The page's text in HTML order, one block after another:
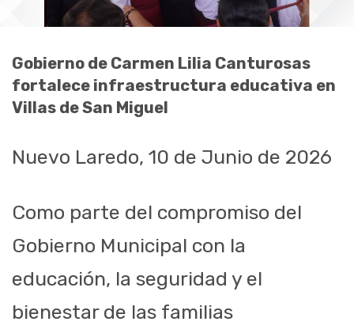
Gobierno de Carmen Lilia Canturosas
fortalece infraestructura educativa en
Villas de San Miguel
Nuevo Laredo, 10 de Junio de 2026
Como parte del compromiso del
Gobierno Municipal con la
educación, la seguridad y el
bienestar de las familias